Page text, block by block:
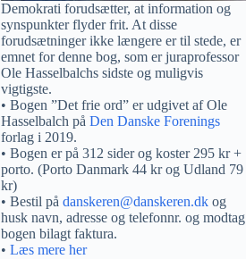
Demokrati forudsætter, at information og
synspunkter flyder frit. At disse
forudsætninger ikke længere er til stede, er
emnet for denne bog, som er juraprofessor
Ole Hasselbalchs sidste og muligvis
vigtigste.
• Bogen ”Det frie ord” er udgivet af Ole
Hasselbalch påDen Danske Forenings
forlag i 2019.
• Bogen er på 312 sider og koster 295 kr +
porto. (Porto Danmark 44 kr og Udland 79
kr)
• Bestil pådanskeren@danskeren.dk og
husk navn, adresse og telefonnr. og modtag
bogen bilagt faktura.
•Læs mere her